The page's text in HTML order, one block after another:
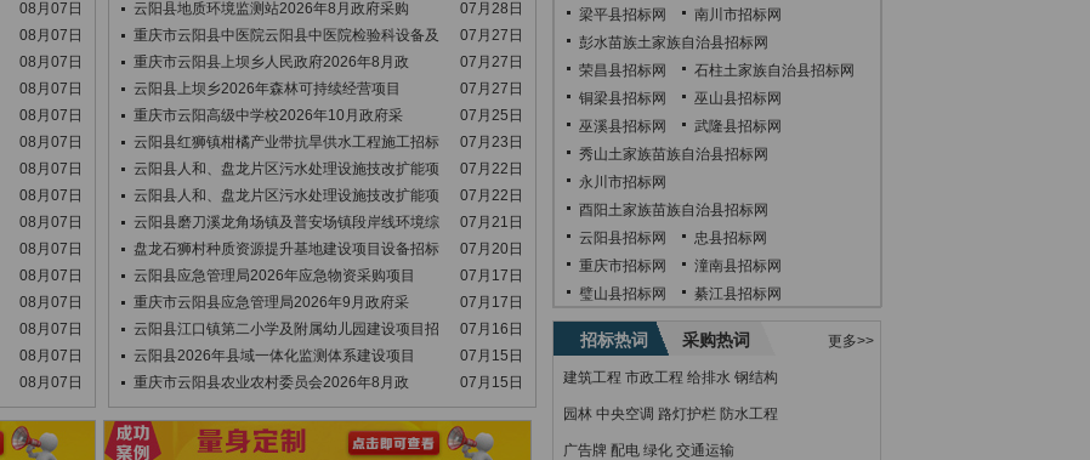
08月07日
08月07日
08月07日
08月07日
08月07日
08月07日
08月07日
08月07日
08月07日
08月07日
08月07日
08月07日
08月07日
08月07日
08月07日
云阳县地质环境监测站2026年8月政府采购
07月28日
重庆市云阳县中医院云阳县中医院检验科设备及
07月27日
重庆市云阳县上坝乡人民政府2026年8月政
07月27日
云阳县上坝乡2026年森林可持续经营项目
07月27日
重庆市云阳高级中学校2026年10月政府采
07月25日
云阳县红狮镇柑橘产业带抗旱供水工程施工招标
07月23日
云阳县人和、盘龙片区污水处理设施技改扩能项
07月22日
云阳县人和、盘龙片区污水处理设施技改扩能项
07月22日
云阳县磨刀溪龙角场镇及普安场镇段岸线环境综
07月21日
盘龙石狮村种质资源提升基地建设项目设备招标
07月20日
云阳县应急管理局2026年应急物资采购项目
07月17日
重庆市云阳县应急管理局2026年9月政府采
07月17日
云阳县江口镇第二小学及附属幼儿园建设项目招
07月16日
云阳县2026年县域一体化监测体系建设项目
07月15日
重庆市云阳县农业农村委员会2026年8月政
07月15日
梁平县招标网
南川市招标网
彭水苗族土家族自治县招标网
荣昌县招标网
石柱土家族自治县招标网
铜梁县招标网
巫山县招标网
巫溪县招标网
武隆县招标网
秀山土家族苗族自治县招标网
永川市招标网
酉阳土家族苗族自治县招标网
云阳县招标网
忠县招标网
重庆市招标网
潼南县招标网
璧山县招标网
綦江县招标网
更多>>
招标热词 采购热词
建筑工程 市政工程 给排水 钢结构
园林 中央空调 路灯护栏 防水工程
广告牌 配电 绿化 交通运输